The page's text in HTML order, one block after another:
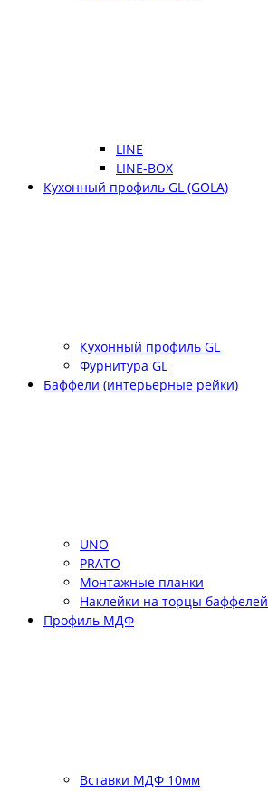
LINE
LINE-BOX
Кухонный профиль GL (GOLA)
Кухонный профиль GL
Фурнитура GL
Баффели (интерьерные рейки)
UNO
PRATO
Монтажные планки
Наклейки на торцы баффелей
Профиль МДФ
Вставки МДФ 10мм